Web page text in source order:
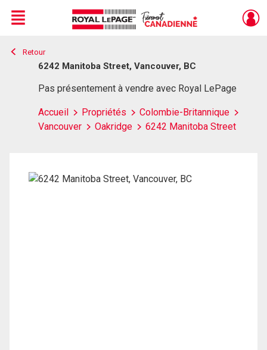
Live
En Direct
Menu
Retour
6242 Manitoba Street, Vancouver, BC
Pas présentement à vendre avec Royal LePage
Accueil Propriétés
Colombie-Britannique
Vancouver
Oakridge 6242 Manitoba Street